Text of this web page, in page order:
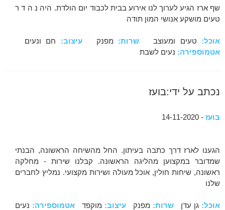
שף ארז הגיע לערוך לנו אירוע בבית לכבוד יום הולדת. היה נ ה ד ר
טעים מושקע אנושי המון תודה
אוכל: טעים ומעוצב שרות: מפנקעיצוב: חם ונעים
אטמוספירה: נעים לשבת
נכתב על ידי:בועז
בועז - 14-11-2020
הגענו לארז דרך כתבה בעיתון. החל מהשיחה הראשונה, הבנתי
שמדובר במקצוען מהליגה הראשונה. קבלנו שירות - מחלקה
ראשונה, שיחות חולין, אוכל מעולה ושירות מקצועי. נמליץ לחברים
שלנו
אוכל: גן עדן שרות: מפנקעיצוב: מוקפדאטמוספירה: נעים